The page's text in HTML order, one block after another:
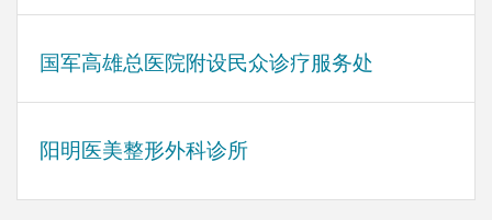
国军高雄总医院附设民众诊疗服务处
阳明医美整形外科诊所